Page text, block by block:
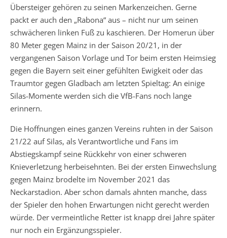
Übersteiger gehören zu seinen Markenzeichen. Gerne
packt er auch den „Rabona“ aus – nicht nur um seinen
schwächeren linken Fuß zu kaschieren. Der Homerun über
80 Meter gegen Mainz in der Saison 20/21, in der
vergangenen Saison Vorlage und Tor beim ersten Heimsieg
gegen die Bayern seit einer gefühlten Ewigkeit oder das
Traumtor gegen Gladbach am letzten Spieltag: An einige
Silas-Momente werden sich die VfB-Fans noch lange
erinnern.
Die Hoffnungen eines ganzen Vereins ruhten in der Saison
21/22 auf Silas, als Verantwortliche und Fans im
Abstiegskampf seine Rückkehr von einer schweren
Knieverletzung herbeisehnten. Bei der ersten Einwechslung
gegen Mainz brodelte im November 2021 das
Neckarstadion. Aber schon damals ahnten manche, dass
der Spieler den hohen Erwartungen nicht gerecht werden
würde. Der vermeintliche Retter ist knapp drei Jahre später
nur noch ein Ergänzungsspieler.